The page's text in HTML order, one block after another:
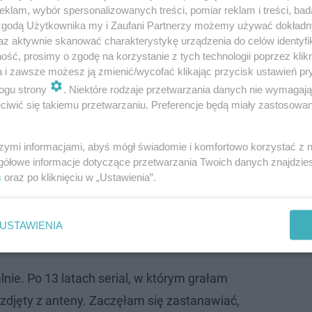
urodziła w wieku 17 lat, oraz syna Filipa (ur. 2018),
zniknęła. Co dziś robi i jak wygląda
od aktorstwa
Teodorska zdecydowała się wycofać z mediów i
tam inne życie. Po jakimś czasie wróciła do
z tej kariery.
Po 13 latach serial, w którym grałam
z anteny. Zaczęłam się zastanawiać,
wybór spersonalizowanych treści, pomiar reklam i treści,
Użytkownika my i Zaufani Partnerzy możemy używać
aktywnie skanować charakterystykę urządzenia do celów
prosimy o zgodę na korzystanie z tych technologii poprzez
i zawsze możesz ją zmienić/wycofać klikając przycisk ustawień
strony
. Niektóre rodzaje przetwarzania danych nie
się takiemu przetwarzaniu. Preferencje będą miały
informacjami, abyś mógł świadomie i komfortowo korzystać z
informacje dotyczące przetwarzania Twoich danych
oraz po kliknięciu w „Ustawienia”.
USTAWIENIA